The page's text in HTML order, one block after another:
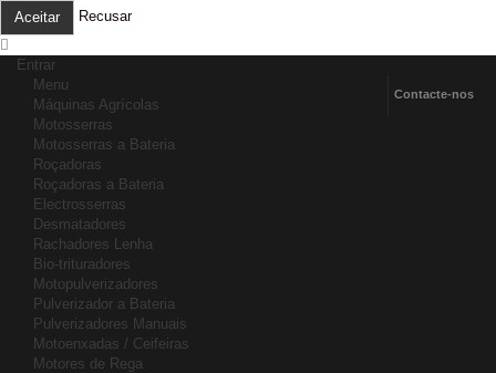
Aceitar Recusar
Entrar
Contacte-nos
Menu
Máquinas Agrícolas
Motosserras
Motosserras a Bateria
Roçadoras
Roçadoras a Bateria
Electrosserras
Desmatadores
Rachadores Lenha
Bio-trituradores
Motopulverizadores
Pulverizador a Bateria
Pulverizadores Manuais
Motoenxadas / Ceifeiras
Motores de Rega